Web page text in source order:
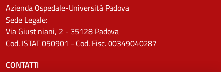
Azienda Ospedale-Università Padova
Sede Legale:
Via Giustiniani, 2 - 35128 Padova
Cod. ISTAT 050901 - Cod. Fisc. 00349040287
CONTATTI